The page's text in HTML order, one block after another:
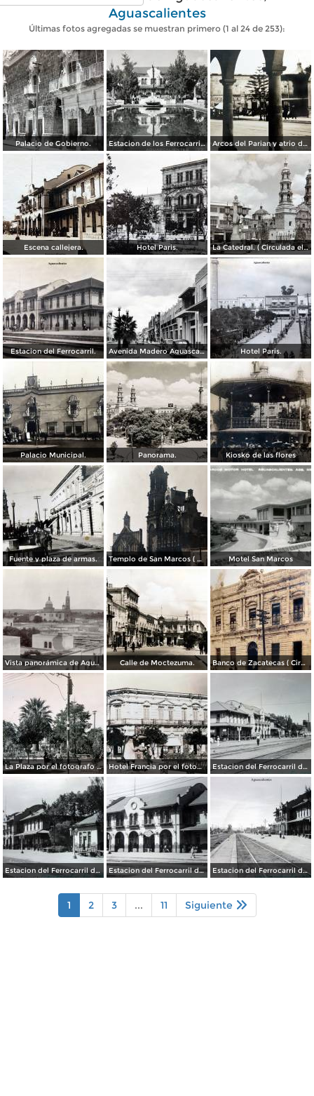
Aguascalientes
Últimas fotos agregadas se muestran primero (1 al 24 de 253):
Palacio de Gobierno. Estacion de los Ferrocarriles Nacionales. Arcos del Parian y atrio de Santiago.
Escena callejera. Hotel Paris. La Catedral. ( Circulada el 11 de Diciembre de 1950 ).
Estacion del Ferrocarril. Avenida Madero Aguascalientes. Hotel Paris.
Palacio Municipal. Panorama. Kiosko de las flores
Fuente y plaza de armas. Templo de San Marcos ( Circulada el 8 de Abril de 1949 ). Motel San Marcos
Vista panorámica de Aguscalientes Calle de Moctezuma. Banco de Zacatecas ( Circulada el 6 de Febrero de 1920 ).
La Plaza por el fotografo Manuel Obregon. Hotel Francia por el fotografo Manuel Obregon. Estacion del Ferrocarril de Aguascalientes. ( Circulada el 15 de Abril de 1949 ).
Estacion del Ferrocarril de Aguascalientes. ( Circulada el 15 de Abril de 1949 ). Estacion del Ferrocarril de Aguascalientes. ( Circulada el 15 de Abril de 1949 ). Estacion del Ferrocarril de Aguascalientes. ( Circulada el 15 de Abril de 1949 ).
1 2 3 ... 11 Siguiente